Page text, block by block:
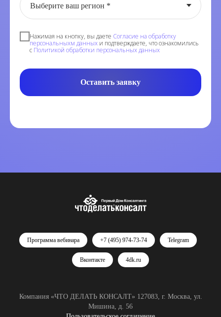
Нажимая на кнопку, вы даете Согласие на обработку
персональныхм данных и подтверждаете, что ознакомились
с Политикой обработки персональных данных
Оставить заявку
Программа вебинара +7 (495) 974-73-74 Telegram
Вконтакте 4dk.ru
Компания «ЧТО ДЕЛАТЬ КОНСАЛТ» 127083, г. Москва, ул.
Мишина, д. 56